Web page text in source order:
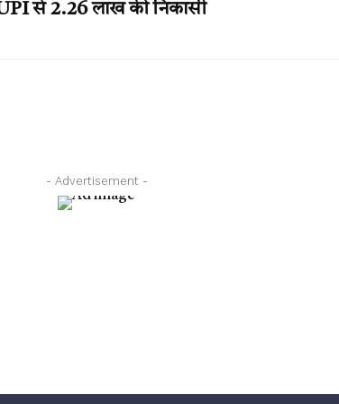
से 2.26 लाख की निकासी
- Advertisement -